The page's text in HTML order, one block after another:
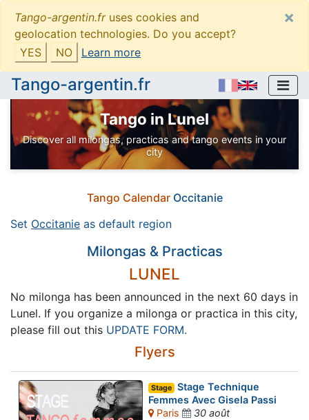
Tango-argentin.fruses cookies and
geolocation technologies. Do you accept?
YES
NO Learn more
×
Tango-argentin.fr
Tango in Lunel
Discover all milongas, practicas and tango events in your
city
Tango Calendar Occitanie
Set Occitanie as default region
Milongas & Practicas
LUNEL
No milonga has been announced in the next 60 days in
Lunel. If you organize a milonga or practica in this city,
please fill out this UPDATE FORM.
Flyers
Stage
Stage Technique
Femmes Avec Gisela Passi
Paris
30 août